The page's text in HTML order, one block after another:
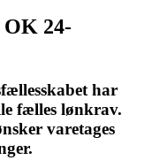
24-
har
fælles lønkrav.
varetages